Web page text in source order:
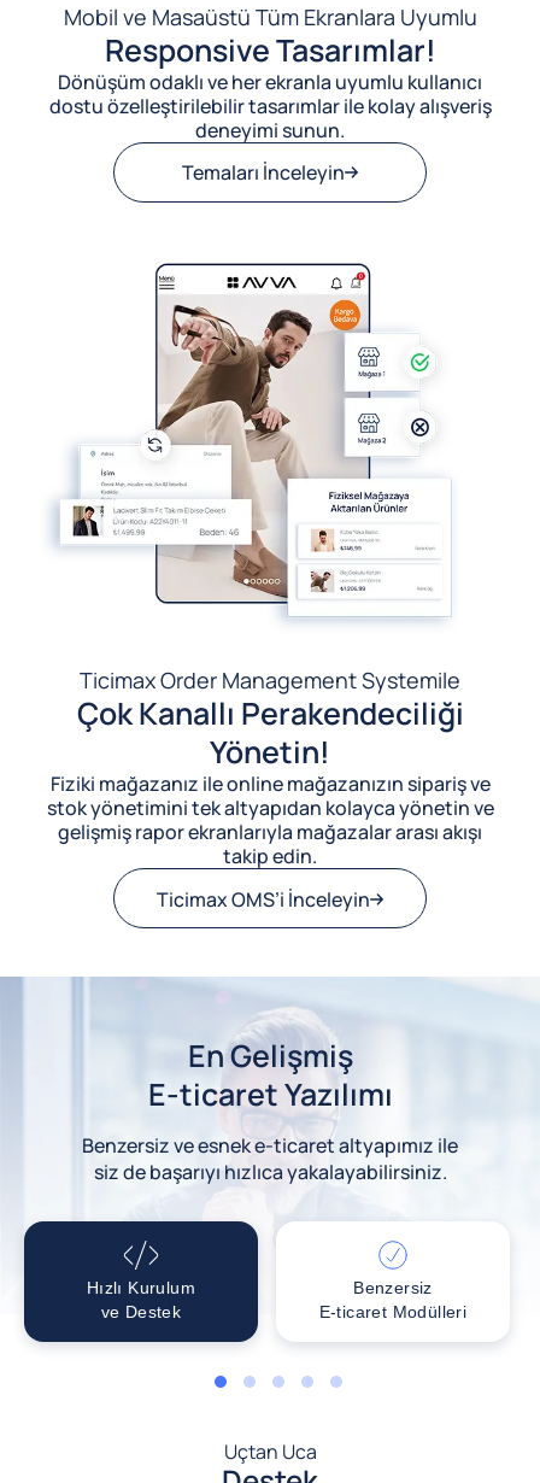
Mobil ve Masaüstü Tüm Ekranlara Uyumlu
Responsive Tasarımlar!
Dönüşüm odaklı ve her ekranla uyumlu kullanıcı
dostu özelleştirilebilir tasarımlar ile kolay alışveriş
deneyimi sunun.
Temaları İnceleyin
Ticimax Order Management Systemile
Çok Kanallı Perakendeciliği
Yönetin!
Fiziki mağazanız ile online mağazanızın sipariş ve
stok yönetimini tek altyapıdan kolayca yönetin ve
gelişmiş rapor ekranlarıyla mağazalar arası akışı
takip edin.
Ticimax OMS’i İnceleyin
En Gelişmiş
E-ticaret Yazılımı
Benzersiz ve esnek e-ticaret altyapımız ile
siz de başarıyı hızlıca yakalayabilirsiniz.
Hızlı Kurulum
ve Destek
Benzersiz
E-ticaret Modülleri
1 2 3 4 5
Uçtan Uca